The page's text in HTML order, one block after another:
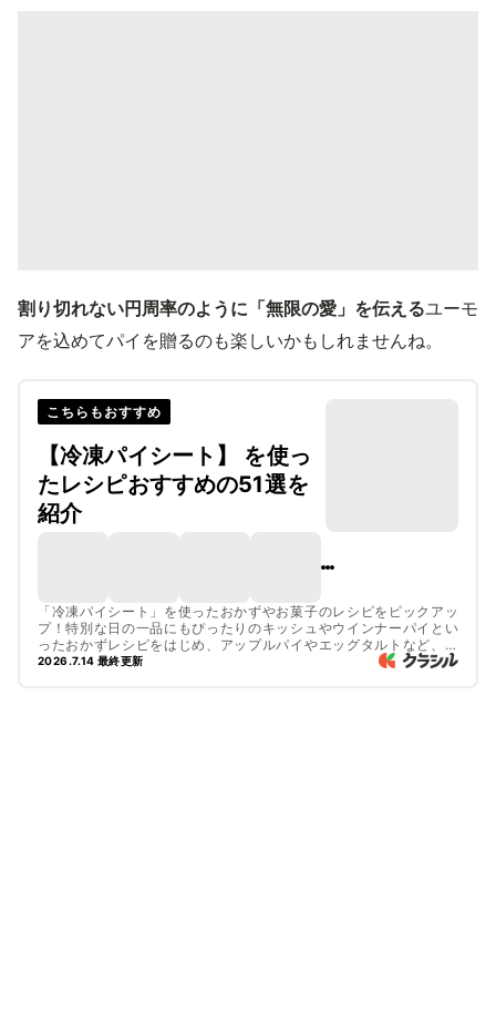
割り切れない円周率のように「無限の愛」を伝えるユーモ
アを込めてパイを贈るのも楽しいかもしれませんね。
こちらもおすすめ
【冷凍パイシート】 を使っ
たレシピおすすめの51選を
紹介
「冷凍パイシート」を使ったおかずやお菓子のレシピをピックアッ
プ！特別な日の一品にもぴったりのキッシュやウインナーパイとい
ったおかずレシピをはじめ、アップルパイやエッグタルトなど、お
すすめのレシピを集めました。生地から焼かなくてもすぐに作れ
2026.7.14 最終更新